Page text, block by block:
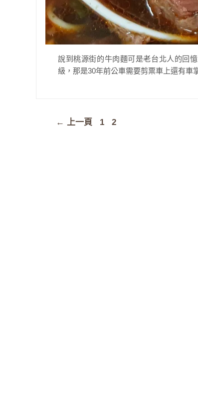
說到桃源街的牛肉麵可是老台北人的回
級，那是30年前公車需要剪票車上還有車
← 上一頁
頁
1
頁
2